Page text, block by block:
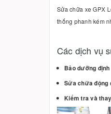
Sửa chữa xe GPX
thống phanh kém
Các dịch vụ
Bảo dưỡng
Sửa chữa động
Kiểm tra và